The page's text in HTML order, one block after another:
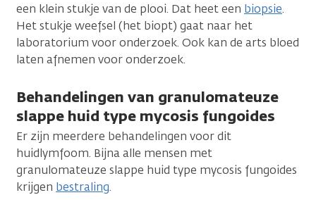
een klein stukje van de plooi. Dat heet een biopsie.
Het stukje weefsel (het biopt) gaat naar het
laboratorium voor onderzoek. Ook kan de arts bloed
laten afnemen voor onderzoek.
Behandelingen van granulomateuze
slappe huid type mycosis fungoides
Er zijn meerdere behandelingen voor dit
huidlymfoom. Bijna alle mensen met
granulomateuze slappe huid type mycosis fungoides
krijgen bestraling.